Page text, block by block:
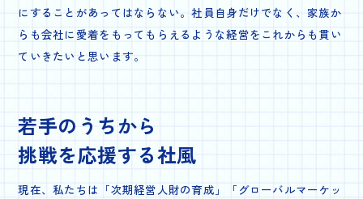
にすることがあってはならない。社員自身だけでなく、家族か
らも会社に愛着をもってもらえるような経営をこれからも貫い
ていきたいと思います。
若手のうちから
挑戦を応援する社風
現在、私たちは「次期経営人財の育成」「グローバルマーケッ